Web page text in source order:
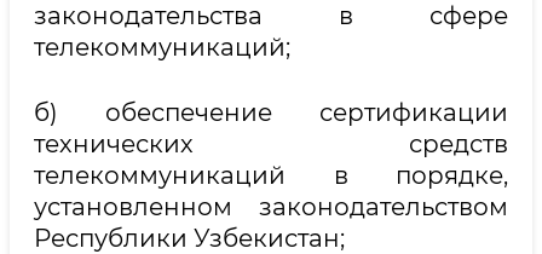
законодательства в сфере
телекоммуникаций;
б) обеспечение сертификации
технических средств
телекоммуникаций в порядке,
установленном законодательством
Республики Узбекистан;